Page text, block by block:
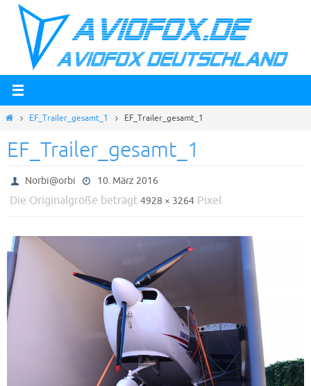
Zum
Inhalt
springen
StartEF_Trailer_gesamt_1 EF_Trailer_gesamt_1
EF_Trailer_gesamt_1
Norbi@orbi 10. März 2016
Die Originalgröße beträgt 4928 × 3264 Pixel